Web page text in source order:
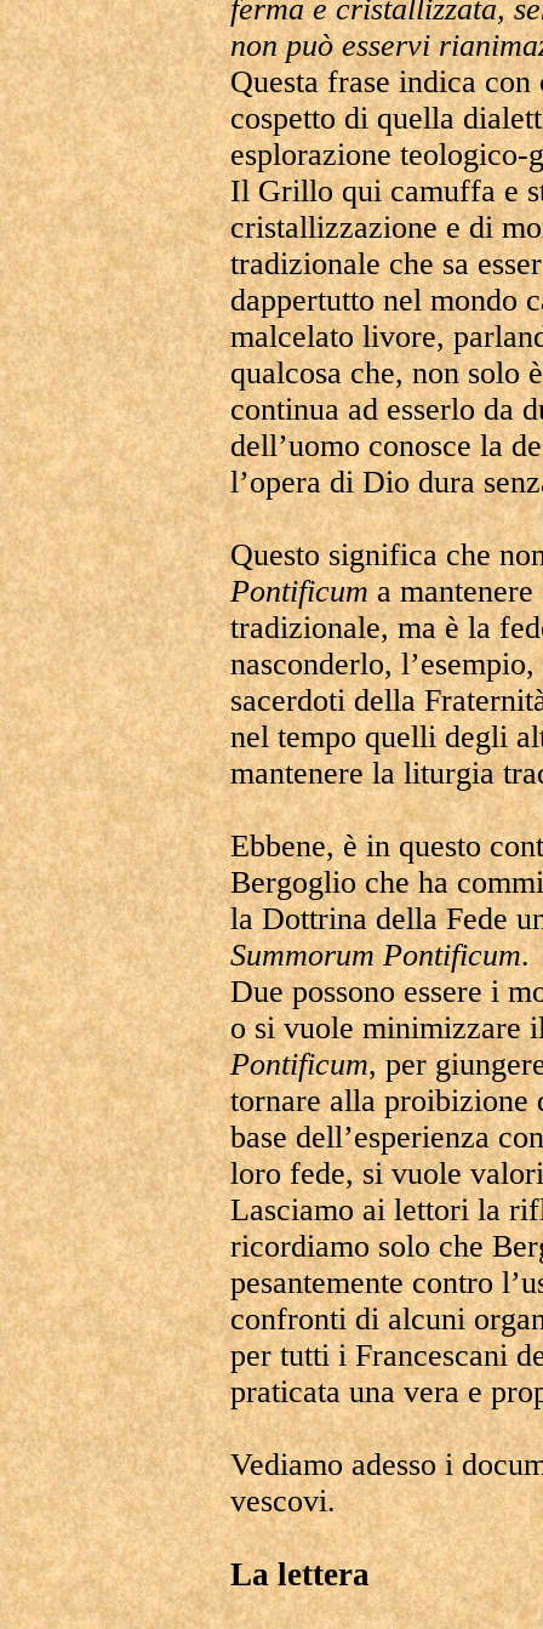
ferma e cristallizzata,
non può esservi
Questa frase indica
cospetto di quella
esplorazione
Il Grillo qui camuffa e
cristallizzazione e di
tradizionale che sa
dappertutto nel mondo
malcelato livore,
qualcosa che, non solo
continua ad esserlo da
dell’uomo conosce la
l’opera di Dio dura
Questo significa che
Pontificuma
tradizionale, ma è la
nasconderlo,
sacerdoti della
nel tempo quelli degli
mantenere la liturgia
Ebbene, è in questo
Bergoglio che ha
la Dottrina della Fede
Summorum Pontificum.
Due possono essere i
o si vuole minimizzare
Pontificum, per
tornare alla proibizione
base dell’esperienza
loro fede, si vuole
Lasciamo ai lettori la
ricordiamo solo che
pesantemente contro
confronti di alcuni
per tutti i Francescani
praticata una vera e
Vediamo adesso i
vescovi.
La lettera